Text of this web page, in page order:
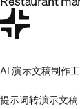
AI 演示文稿制作
提示词转演示文稿